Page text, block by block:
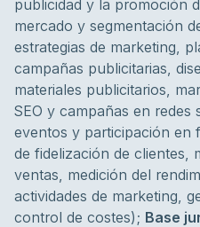
publicidad y la promoción
mercado y segmentación
estrategias de marketing,
campañas publicitarias,
materiales publicitarios,
SEO y campañas en redes
eventos y participación en
de fidelización de clientes,
ventas, medición del
actividades de marketing,
control de costes); Base